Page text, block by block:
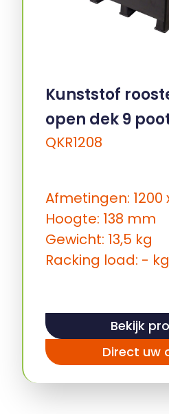
Kunststof
open dek 9
QKR1208
Afmetingen: 1200
Hoogte: 138 mm
Gewicht: 13,5 kg
Racking load: - kg
Bekijk
Direct uw